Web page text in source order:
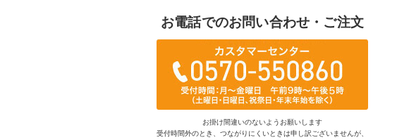
お電話でのお問い合わせ・ご注文
お掛け間違いのないようお願いします
受付時間外のとき、つながりにくいときは申し訳ございませんが、